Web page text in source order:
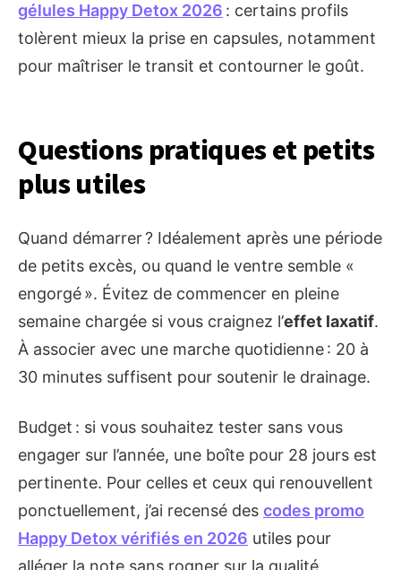
gélules Happy Detox 2026 : certains profils
tolèrent mieux la prise en capsules, notamment
pour maîtriser le transit et contourner le goût.
Questions pratiques et petits
plus utiles
Quand démarrer ? Idéalement après une période
de petits excès, ou quand le ventre semble «
engorgé ». Évitez de commencer en pleine
semaine chargée si vous craignez l’effet laxatif.
À associer avec une marche quotidienne : 20 à
30 minutes suffisent pour soutenir le drainage.
Budget : si vous souhaitez tester sans vous
engager sur l’année, une boîte pour 28 jours est
pertinente. Pour celles et ceux qui renouvellent
ponctuellement, j’ai recensé des codes promo
Happy Detox vérifiés en 2026 utiles pour